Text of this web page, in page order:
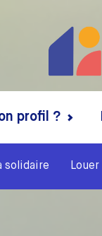
profil ?
solidaire Louer